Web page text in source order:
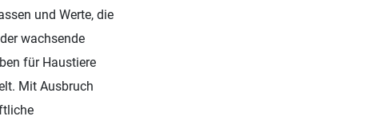
und Werte, die
wachsende
für Haustiere
Mit Ausbruch